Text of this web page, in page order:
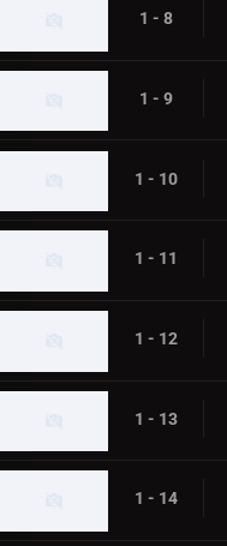
1 - 8
1 - 9
1 - 10
1 - 11
1 - 12
1 - 13
1 - 14